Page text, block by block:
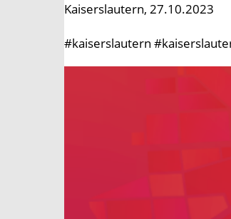
Kaiserslautern, 27.10.2023
#kaiserslautern